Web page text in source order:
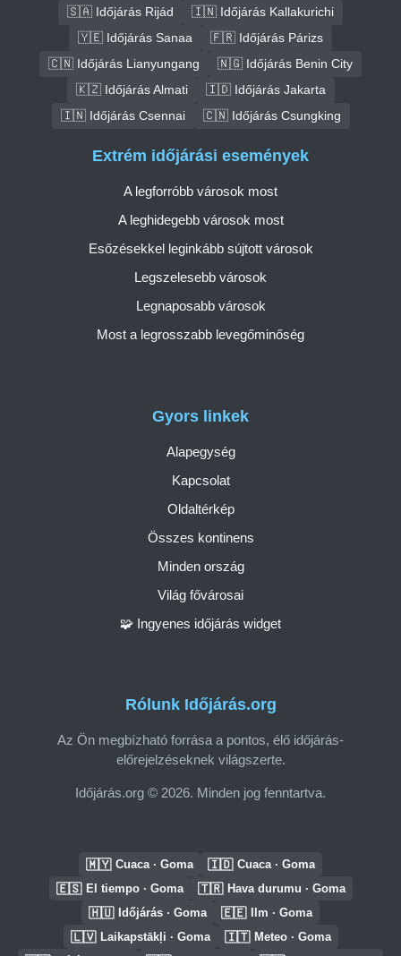
🇸🇦 Időjárás Rijád
🇮🇳 Időjárás Kallakurichi
🇾🇪 Időjárás Sanaa
🇫🇷 Időjárás Párizs
🇨🇳 Időjárás Lianyungang
🇳🇬 Időjárás Benin City
🇰🇿 Időjárás Almati
🇮🇩 Időjárás Jakarta
🇮🇳 Időjárás Csennai
🇨🇳 Időjárás Csungking
Rólunk Időjárás.org
Az Ön megbízható forrása a pontos, élő időjárás-
előrejelzéseknek világszerte.
Időjárás.org © 2026. Minden jog fenntartva.
Gyors linkek
Alapegység
Kapcsolat
Oldaltérkép
Összes kontinens
Minden ország
Világ fővárosai
🧩 Ingyenes időjárás widget
Extrém időjárási események
A legforróbb városok most
A leghidegebb városok most
Esőzésekkel leginkább sújtott városok
Legszelesebb városok
Legnaposabb városok
Most a legrosszabb levegőminőség
🇲🇾 Cuaca · Goma 🇮🇩 Cuaca · Goma
🇪🇸 El tiempo · Goma 🇹🇷 Hava durumu · Goma
🇭🇺 Időjárás · Goma 🇪🇪 Ilm · Goma
🇱🇻 Laikapstākļi · Goma 🇮🇹 Meteo · Goma